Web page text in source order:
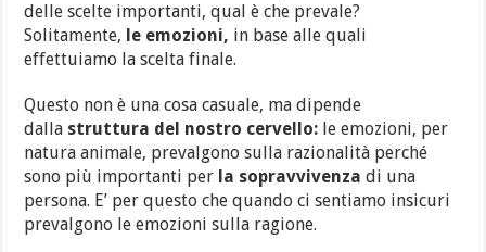
delle scelte importanti, qual è che prevale?
Solitamente, le emozioni, in base alle quali
effettuiamo la scelta finale.
Questo non è una cosa casuale, ma dipende
dalla struttura del nostro cervello: le emozioni, per
natura animale, prevalgono sulla razionalità perché
sono più importanti per la sopravvivenzadi una
persona. E’ per questo che quando ci sentiamo insicuri
prevalgono le emozioni sulla ragione.